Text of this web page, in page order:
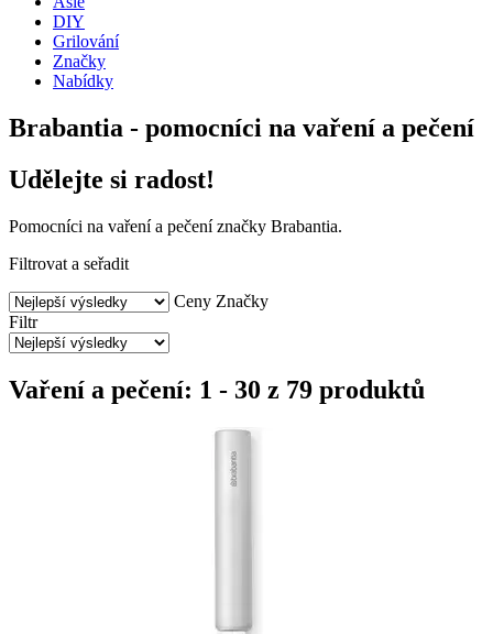
DIY
Grilování
Značky
Nabídky
Brabantia - pomocníci na vaření a pečení
Udělejte si radost!
Pomocníci na vaření a pečení značky Brabantia.
Filtrovat a seřadit
Ceny Značky
Filtr
Vaření a pečení: 1 - 30 z 79 produktů